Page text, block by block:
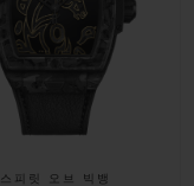
스피릿 오브 빅뱅